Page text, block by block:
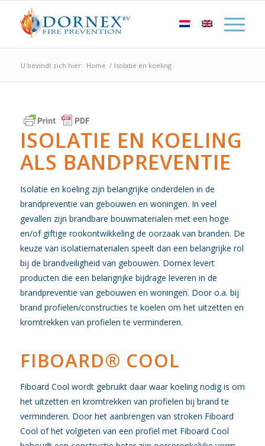
U bevindt zich hier: Home / Isolatie en koeling
ISOLATIE EN KOELING
ALS BANDPREVENTIE
Isolatie en koeling zijn belangrijke onderdelen in de
brandpreventie van gebouwen en woningen. In veel
gevallen zijn brandbare bouwmaterialen met een hoge
en/of giftige rookontwikkeling de oorzaak van branden. De
keuze van isolatiematerialen speelt dan een belangrijke rol
bij de brandveiligheid van gebouwen. Dornex levert
producten die een belangrijke bijdrage leveren in de
brandpreventie van gebouwen en woningen. Door o.a. bij
brand profielen/constructies te koelen om het uitzetten en
kromtrekken van profielen te verminderen.
FIBOARD® COOL
Fiboard Cool wordt gebruikt daar waar koeling nodig is om
het uitzetten en kromtrekken van profielen bij brand te
verminderen. Door het aanbrengen van stroken Fiboard
Cool of het volgieten van een profiel met Fiboard Cool